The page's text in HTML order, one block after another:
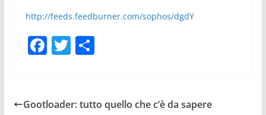
http://feeds.feedburner.com/sophos/dgdY
F
e
T
er
S
e
Gootloader: tutto quello che c’è da sapere